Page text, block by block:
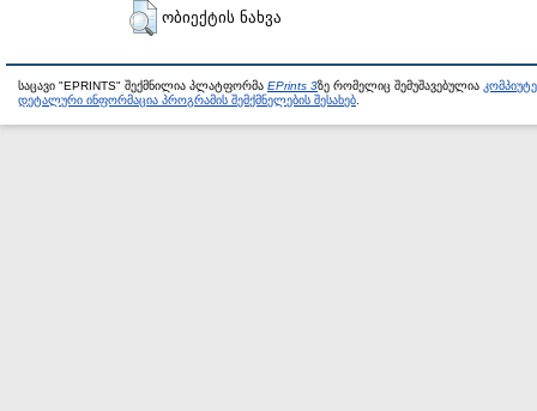
ობიექტის ნახვა
საცავი "EPRINTS" შექმნილია პლატფორმა EPrints 3ზე რომელიც შემუშავებულია
დეტალური ინფორმაცია პროგრამის შემქმნელების შესახებ.